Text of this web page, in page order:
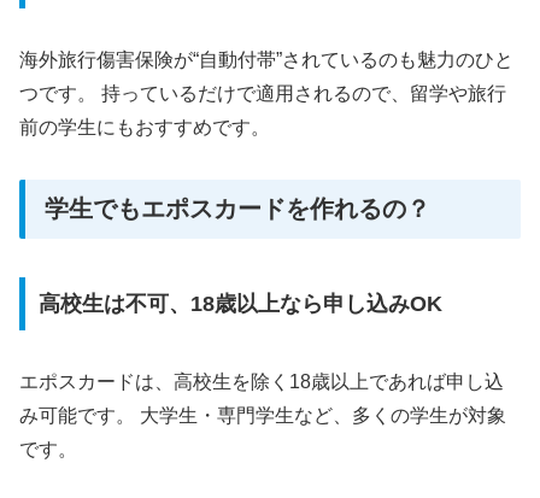
海外旅行傷害保険が“自動付帯”されているのも魅力のひと
つです。 持っているだけで適用されるので、留学や旅行
前の学生にもおすすめです。
学生でもエポスカードを作れるの？
高校生は不可、18歳以上なら申し込みOK
エポスカードは、高校生を除く18歳以上であれば申し込
み可能です。 大学生・専門学生など、多くの学生が対象
です。